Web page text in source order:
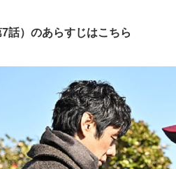
7話）のあらすじはこちら